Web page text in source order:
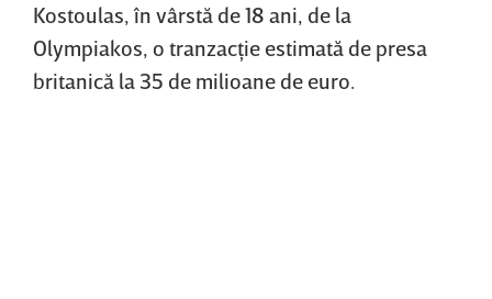
Kostoulas, în vârstă de 18 ani, de la
Olympiakos, o tranzacţie estimată de presa
britanică la 35 de milioane de euro.